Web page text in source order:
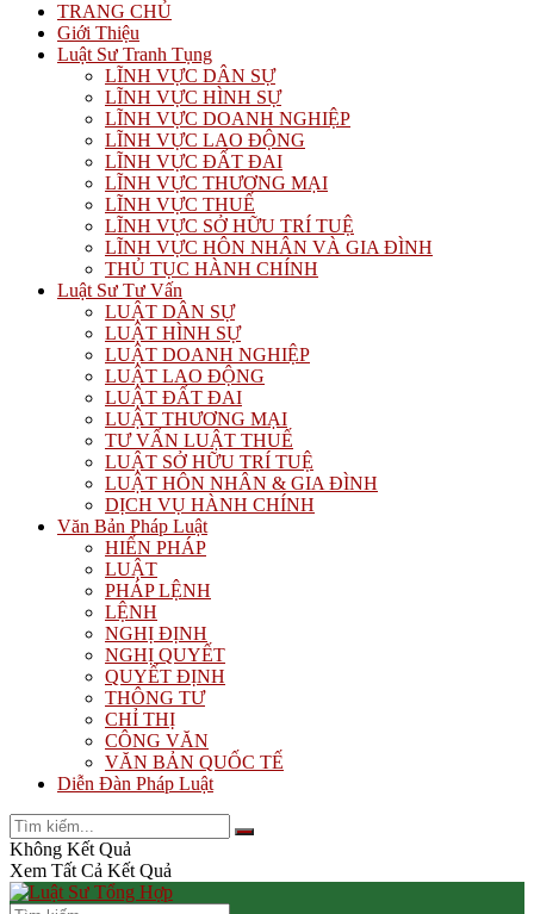
TRANG CHỦ
Giới Thiệu
Luật Sư Tranh Tụng
LĨNH VỰC DÂN SỰ
LĨNH VỰC HÌNH SỰ
LĨNH VỰC DOANH NGHIỆP
LĨNH VỰC LAO ĐỘNG
LĨNH VỰC ĐẤT ĐAI
LĨNH VỰC THƯƠNG MẠI
LĨNH VỰC THUẾ
LĨNH VỰC SỞ HỮU TRÍ TUỆ
LĨNH VỰC HÔN NHÂN VÀ GIA ĐÌNH
THỦ TỤC HÀNH CHÍNH
Luật Sư Tư Vấn
LUẬT DÂN SỰ
LUẬT HÌNH SỰ
LUẬT DOANH NGHIỆP
LUẬT LAO ĐỘNG
LUẬT ĐẤT ĐAI
LUẬT THƯƠNG MẠI
TƯ VẤN LUẬT THUẾ
LUẬT SỞ HỮU TRÍ TUỆ
LUẬT HÔN NHÂN & GIA ĐÌNH
DỊCH VỤ HÀNH CHÍNH
Văn Bản Pháp Luật
HIẾN PHÁP
LUẬT
PHÁP LỆNH
LỆNH
NGHỊ ĐỊNH
NGHỊ QUYẾT
QUYẾT ĐỊNH
THÔNG TƯ
CHỈ THỊ
CÔNG VĂN
VĂN BẢN QUỐC TẾ
Diễn Đàn Pháp Luật
Không Kết Quả
Xem Tất Cả Kết Quả